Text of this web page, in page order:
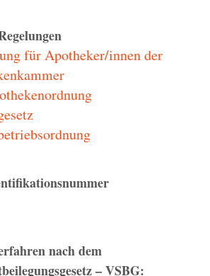
für Apotheker/innen der
nach dem
– VSBG: